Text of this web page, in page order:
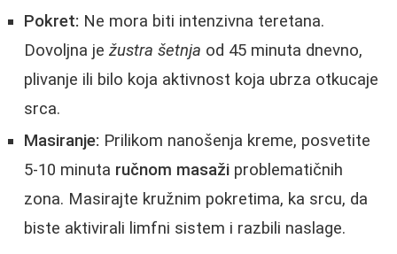
Pokret: Ne mora biti intenzivna teretana.
Dovoljna je žustra šetnja od 45 minuta dnevno,
plivanje ili bilo koja aktivnost koja ubrza otkucaje
srca.
Masiranje: Prilikom nanošenja kreme, posvetite
5-10 minuta ručnom masaži problematičnih
zona. Masirajte kružnim pokretima, ka srcu, da
biste aktivirali limfni sistem i razbili naslage.